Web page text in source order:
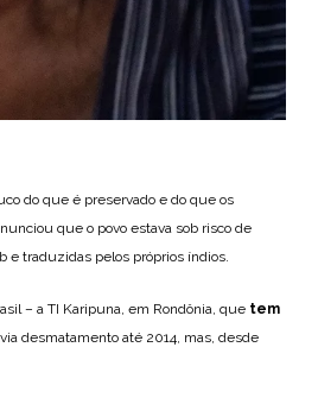
do que é preservado e do que os
que o povo estava sob risco de
traduzidas pelos próprios índios.
– a TI Karipuna, em Rondônia, que tem
desmatamento até 2014, mas, desde